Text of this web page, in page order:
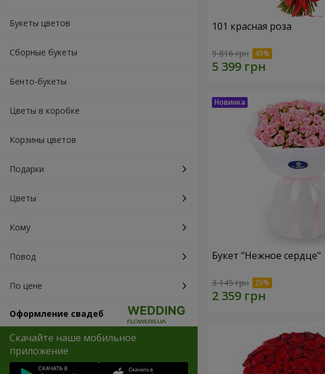
Букеты цветов
Сборные букеты
Бенто-букеты
Цветы в коробке
Корзины цветов
Подарки
Цветы
Кому
Повод
По цене
Оформление свадеб
Скачайте наше мобильное
приложение
101 красная роза
9 816 грн
Букет "Нежное сердце"
3 145 грн